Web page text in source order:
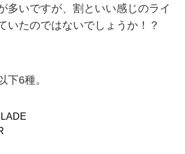
多いですが、割といい感じのライ
いたのではないでしょうか！？
下6種。